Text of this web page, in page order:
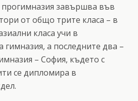
прогимназия завършва във
от общо трите класа – в
класа учи в
а последните два –
– София, където с
се дипломира в